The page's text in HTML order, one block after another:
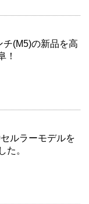
(M5)の新品を高
！
ルラーモデルを
た。